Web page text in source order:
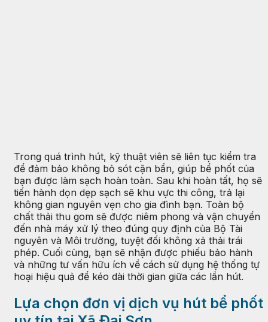
Trong quá trình hút, kỹ thuật viên sẽ liên tục kiểm tra
để đảm bảo không bỏ sót cặn bẩn, giúp bể phốt của
bạn được làm sạch hoàn toàn. Sau khi hoàn tất, họ sẽ
tiến hành dọn dẹp sạch sẽ khu vực thi công, trả lại
không gian nguyên vẹn cho gia đình bạn. Toàn bộ
chất thải thu gom sẽ được niêm phong và vận chuyển
đến nhà máy xử lý theo đúng quy định của Bộ Tài
nguyên và Môi trường, tuyệt đối không xả thải trái
phép. Cuối cùng, bạn sẽ nhận được phiếu bảo hành
và những tư vấn hữu ích về cách sử dụng hệ thống tự
hoại hiệu quả để kéo dài thời gian giữa các lần hút.
Lựa chọn đơn vị dịch vụ hút bể phốt